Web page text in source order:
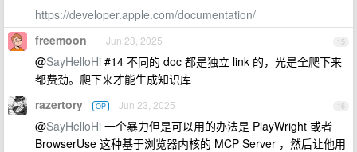
https://developer.apple.com/documentation/
15
freemoon Jun 23, 2025
@SayHelloHi #14 不同的 doc 都是独立 link 的，光是全爬下来
都费劲。爬下来才能生成知识库
16
razertory OP Jun 23, 2025
@SayHelloHi 一个暴力但是可以用的办法是 PlayWright 或者
BrowserUse 这种基于浏览器内核的 MCP Server ，然后让他用